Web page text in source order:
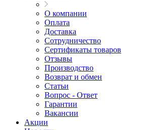
О компании
Оплата
Доставка
Сотрудничество
Сертификаты товаров
Отзывы
Производство
Возврат и обмен
Статьи
Вопрос - Ответ
Гарантии
Вакансии
Акции